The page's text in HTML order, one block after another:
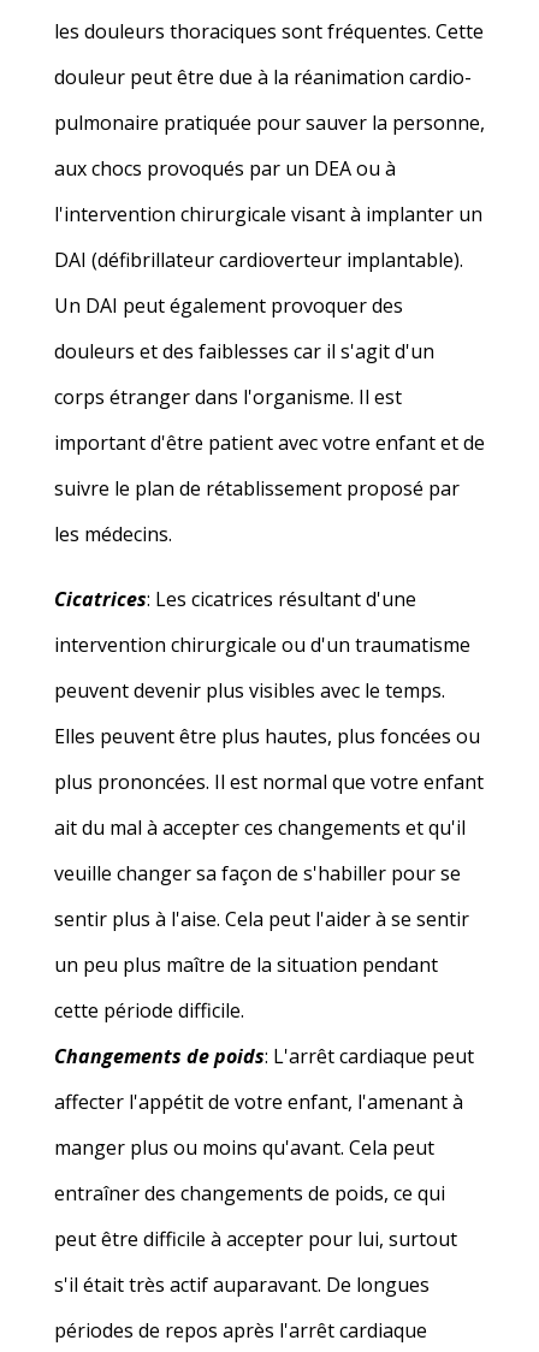
les douleurs thoraciques sont fréquentes. Cette
douleur peut être due à la réanimation cardio-
pulmonaire pratiquée pour sauver la personne,
aux chocs provoqués par un DEA ou à
l'intervention chirurgicale visant à implanter un
DAI (défibrillateur cardioverteur implantable).
Un DAI peut également provoquer des
douleurs et des faiblesses car il s'agit d'un
corps étranger dans l'organisme. Il est
important d'être patient avec votre enfant et de
suivre le plan de rétablissement proposé par
les médecins.
Cicatrices: Les cicatrices résultant d'une
intervention chirurgicale ou d'un traumatisme
peuvent devenir plus visibles avec le temps.
Elles peuvent être plus hautes, plus foncées ou
plus prononcées. Il est normal que votre enfant
ait du mal à accepter ces changements et qu'il
veuille changer sa façon de s'habiller pour se
sentir plus à l'aise. Cela peut l'aider à se sentir
un peu plus maître de la situation pendant
cette période difficile.
Changements de poids: L'arrêt cardiaque peut
affecter l'appétit de votre enfant, l'amenant à
manger plus ou moins qu'avant. Cela peut
entraîner des changements de poids, ce qui
peut être difficile à accepter pour lui, surtout
s'il était très actif auparavant. De longues
périodes de repos après l'arrêt cardiaque